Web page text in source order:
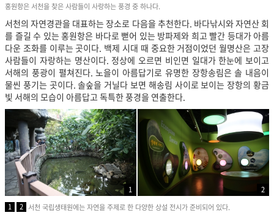
홍원항은 서천을 찾은 사람들이 사랑하는 풍경 중 하나다.
서천의 자연경관을 대표하는 장소로 다음을 추천한다. 바다낚시와 자연산 회
를 즐길 수 있는 홍원항은 바다로 뻗어 있는 방파제와 희고 빨간 등대가 아름
다운 조화를 이루는 곳이다. 백제 시대 때 중요한 거점이었던 월명산은 고장
사람들이 자랑하는 명산이다. 정상에 오르면 비인면 일대가 한눈에 보이고
서해의 풍광이 펼쳐진다. 노을이 아름답기로 유명한 장항송림은 솔 내음이
물씬 풍기는 곳이다. 솔숲을 거닐다 보면 해송림 사이로 보이는 장항의 황금
빛 서해의 모습이 아름답고 독특한 풍경을 연출한다.
1
2
1
2 서천 국립생태원에는 자연을 주제로 한 다양한 상설 전시가 준비되어 있다.